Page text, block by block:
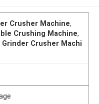
Crusher Machine,
Crushing Machine,
Grinder Crusher Machi